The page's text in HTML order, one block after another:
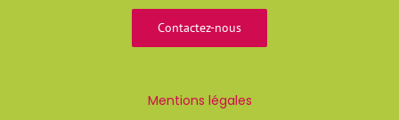
Contactez-nous
Mentions légales